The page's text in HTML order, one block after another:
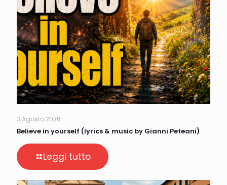
3 Agosto 2026
Believe in yourself (lyrics & music by Gianni Peteani)
Leggi tutto